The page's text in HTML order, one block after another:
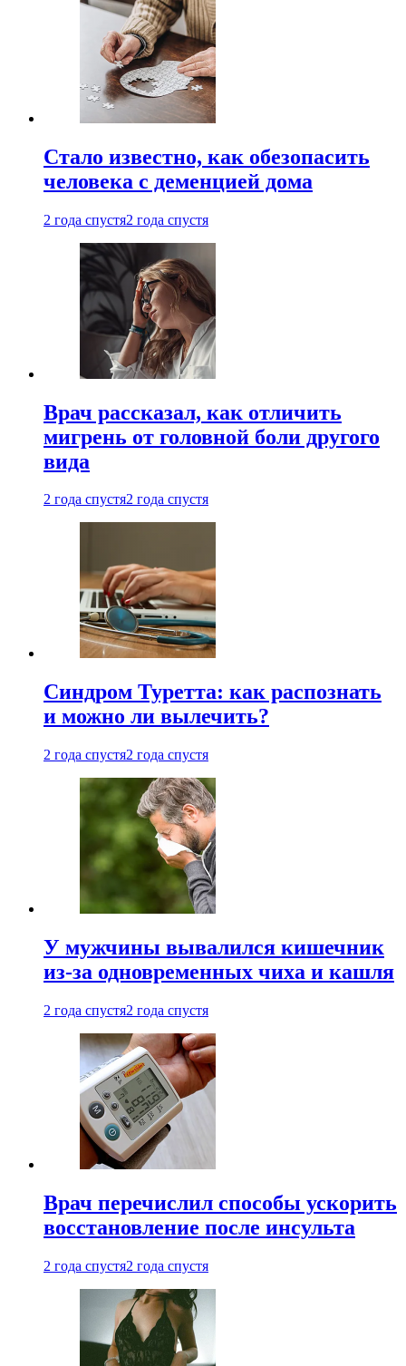
Стало известно, как обезопасить
человека с деменцией дома
2 года спустя2 года спустя
Врач рассказал, как отличить
мигрень от головной боли другого
вида
2 года спустя2 года спустя
Синдром Туретта: как распознать
и можно ли вылечить?
2 года спустя2 года спустя
У мужчины вывалился кишечник
из-за одновременных чиха и кашля
2 года спустя2 года спустя
Врач перечислил способы ускорить
восстановление после инсульта
2 года спустя2 года спустя